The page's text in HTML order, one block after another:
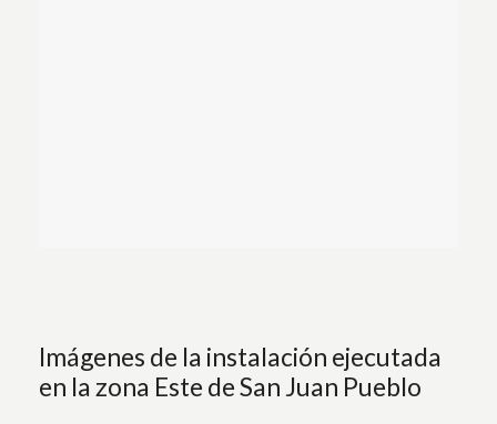
Imágenes de la instalación ejecutada
en la zona Este de San Juan Pueblo